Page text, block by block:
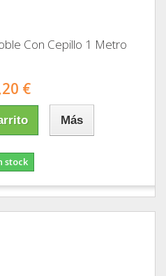
Con Cepillo 1 Metro
€
Más
stock